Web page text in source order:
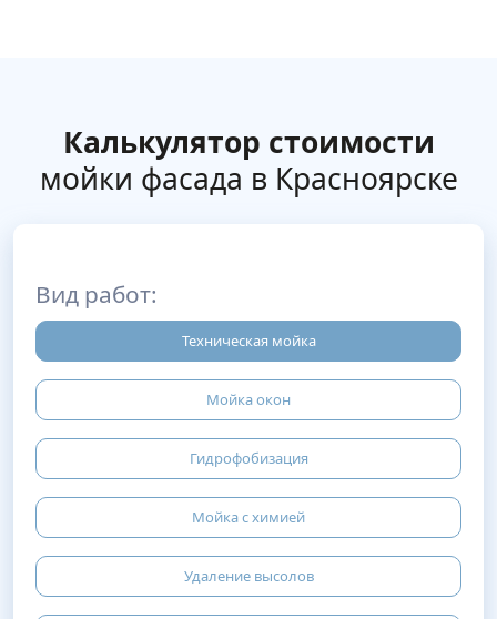
Калькулятор стоимости
мойки фасада в Красноярске
Вид работ:
Техническая мойка
Мойка окон
Гидрофобизация
Мойка с химией
Удаление высолов